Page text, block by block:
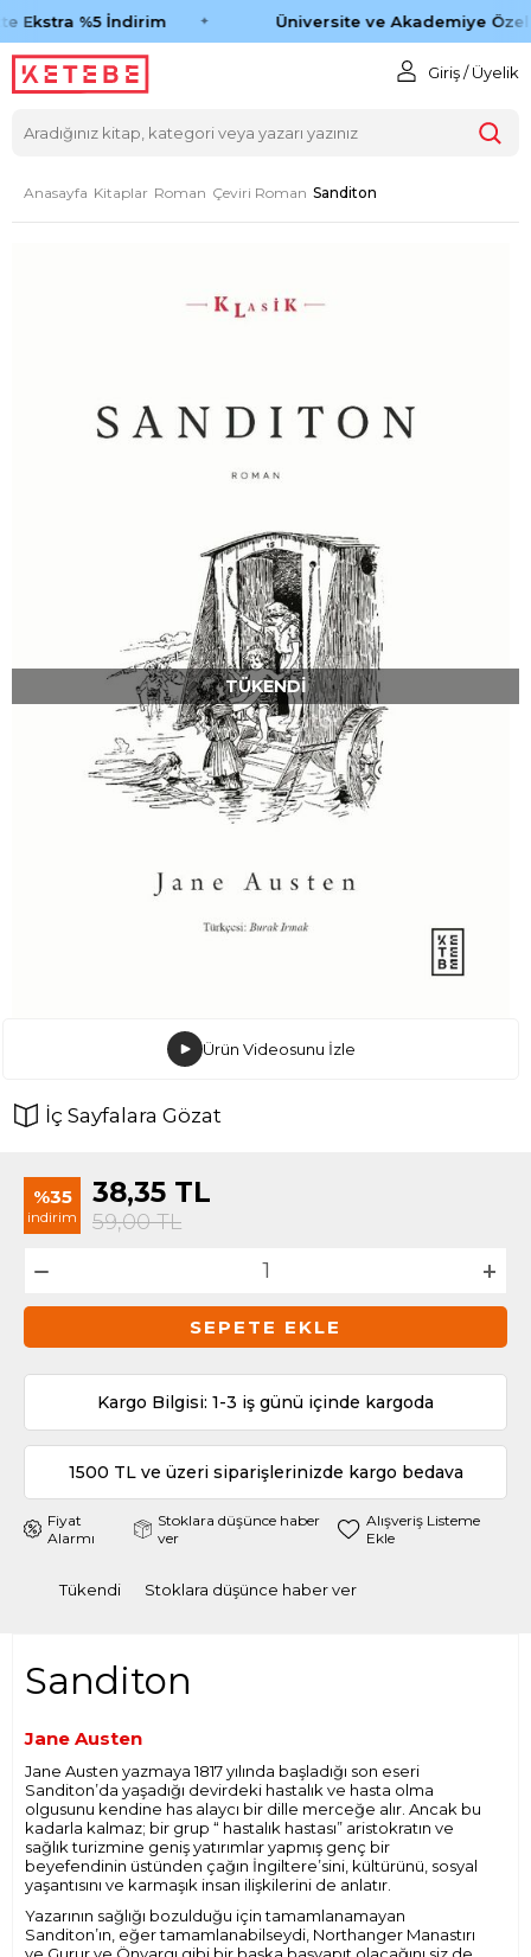
Ekstra %5 İndirim Üniversite ve Akademiye Özel
Giriş / Üyelik
Anasayfa Kitaplar Roman Çeviri Roman Sanditon
TÜKENDI
Ürün Videosunu İzle
İç Sayfalara Gözat
%35
indirim
38,35 TL
59,00TL
SEPETE EKLE
Kargo Bilgisi: 1-3 iş günü içinde kargoda
1500 TL ve üzeri siparişlerinizde kargo bedava
Fiyat
Alarmı
Stoklara düşünce haber
ver
Alışveriş Listeme
Ekle
Tükendi Stoklara düşünce haber ver
Sanditon
Jane Austen
Jane Austen yazmaya 1817 yılında başladığı son eseri
Sanditon’da yaşadığı devirdeki hastalık ve hasta olma
olgusunu kendine has alaycı bir dille merceğe alır. Ancak bu
kadarla kalmaz; bir grup “ hastalık hastası” aristokratın ve
sağlık turizmine geniş yatırımlar yapmış genç bir
beyefendinin üstünden çağın İngiltere’sini, kültürünü, sosyal
yaşantısını ve karmaşık insan ilişkilerini de anlatır.
Yazarının sağlığı bozulduğu için tamamlanamayan
Sanditon’ın, eğer tamamlanabilseydi, Northanger Manastırı